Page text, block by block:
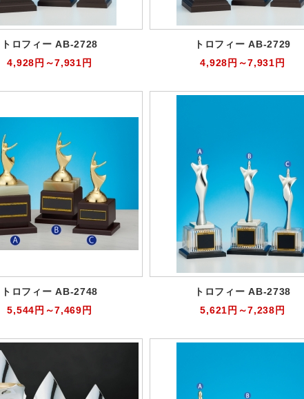
トロフィー AB-2728
4,928円～7,931円
トロフィー AB-2729
4,928円～7,931円
トロフィー AB-2748
5,544円～7,469円
トロフィー AB-2738
5,621円～7,238円